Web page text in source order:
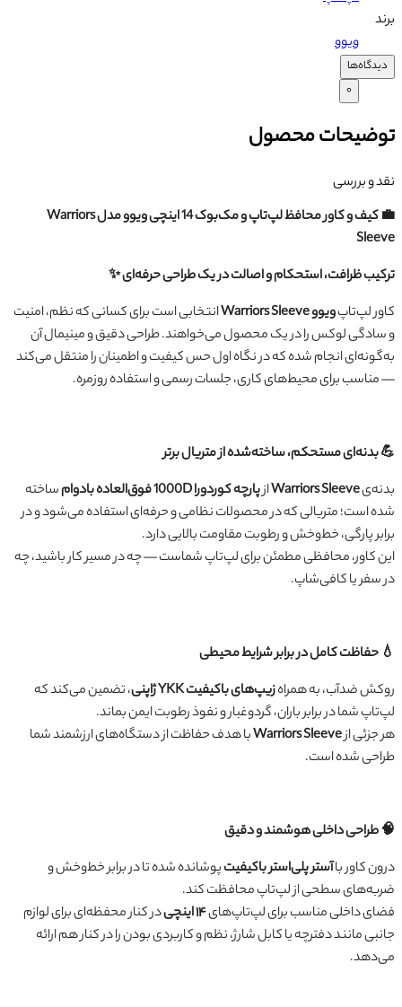
برند
ویوو
دیدگاه‌ها
۰
توضیحات محصول
نقد و بررسی
💼 کیف و کاور محافظ لپ‌تاپ و مک‌بوک 14 اینچی ویوو مدل Warriors
Sleeve
ترکیب ظرافت، استحکام و اصالت در یک طراحی حرفه‌ای ✨
کاور لپ‌تاپویوو Warriors Sleeve
انتخابی است برای کسانی که نظم، امنیت
و سادگی لوکس را در یک محصول می‌خواهند. طراحی دقیق و مینیمال آن
به‌گونه‌ای انجام شده که در نگاه اول حس کیفیت و اطمینان را منتقل می‌کند
— مناسب برای محیط‌های کاری، جلسات رسمی و استفاده روزمره.
💪 بدنه‌ای مستحکم، ساخته‌شده از متریال برتر
بدنه‌یWarriors Sleeveازپارچه کوردورا 1000D فوق‌العاده بادوام
ساخته
شده است؛ متریالی که در محصولات نظامی و حرفه‌ای استفاده می‌شود و در
برابر پارگی، خط‌وخش و رطوبت مقاومت بالایی دارد.
این کاور، محافظی مطمئن برای لپ‌تاپ شماست — چه در مسیر کار باشید، چه
در سفر یا کافی‌شاپ.
💧 حفاظت کامل در برابر شرایط محیطی
روکش ضدآب، به همراهزیپ‌های باکیفیت YKK ژاپنی
، تضمین می‌کند که
لپ‌تاپ شما در برابر باران، گردوغبار و نفوذ رطوبت ایمن بماند.
هر جزئی ازWarriors Sleeveبا هدف حفاظت از دستگاه‌های ارزشمند شما
طراحی شده است.
🧠 طراحی داخلی هوشمند و دقیق
درون کاور باآستر پلی‌استر باکیفیتپوشانده شده تا در برابر خط‌وخش و
ضربه‌های سطحی از لپ‌تاپ محافظت کند.
فضای داخلی مناسب برای لپ‌تاپ‌های۱۴ اینچی
در کنار محفظه‌ای برای لوازم
جانبی مانند دفترچه یا کابل شارژ، نظم و کاربردی بودن را در کنار هم ارائه
می‌دهد.